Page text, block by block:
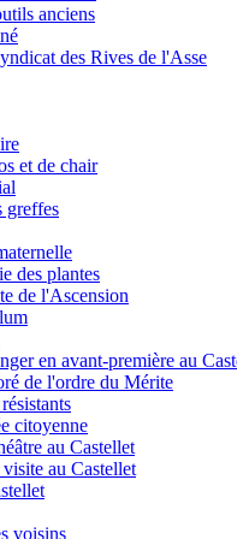
anciens
des Rives de l'Asse
et de chair
greffes
des plantes
de l'Ascension
en avant-première au
de l'ordre du Mérite
citoyenne
au Castellet
au Castellet
voisins